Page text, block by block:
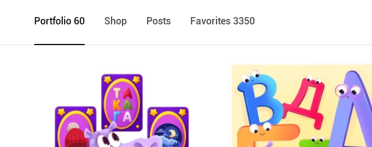
Portfolio 60 Shop Posts Favorites 3350